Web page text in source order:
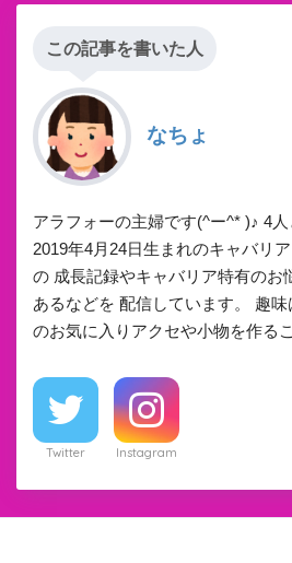
この記事を書いた人
なちょ
アラフォーの主婦です(^ー^* )♪ 4人
2019年4月24日生まれのキャバリ
の 成長記録やキャバリア特有のお
あるなどを 配信しています。 趣
のお気に入りアクセや小物を作る
Twitter Instagram